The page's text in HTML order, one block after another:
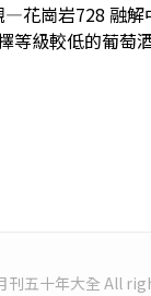
崗岩728 融
等級較低的葡萄
刊五十年大全 All